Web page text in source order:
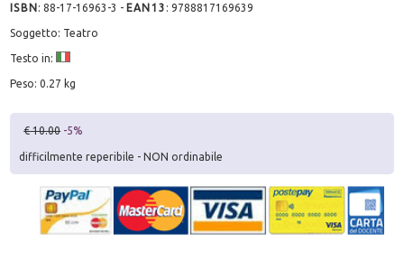
ISBN:88-17-16963-3 - EAN13 :9788817169639
Soggetto: Teatro
Testo in:
Peso: 0.27 kg
€ 10.00 -5%
difficilmente reperibile - NON ordinabile